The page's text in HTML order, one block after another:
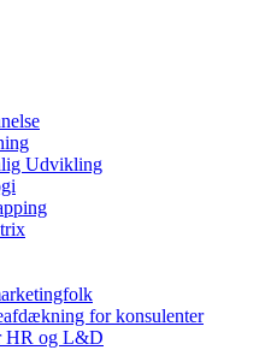
Udvikling
for konsulenter
HR og L&D